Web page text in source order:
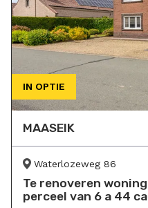
IN OPTIE
MAASEIK
Waterlozeweg 86
Te renoveren
perceel van 6 a 44